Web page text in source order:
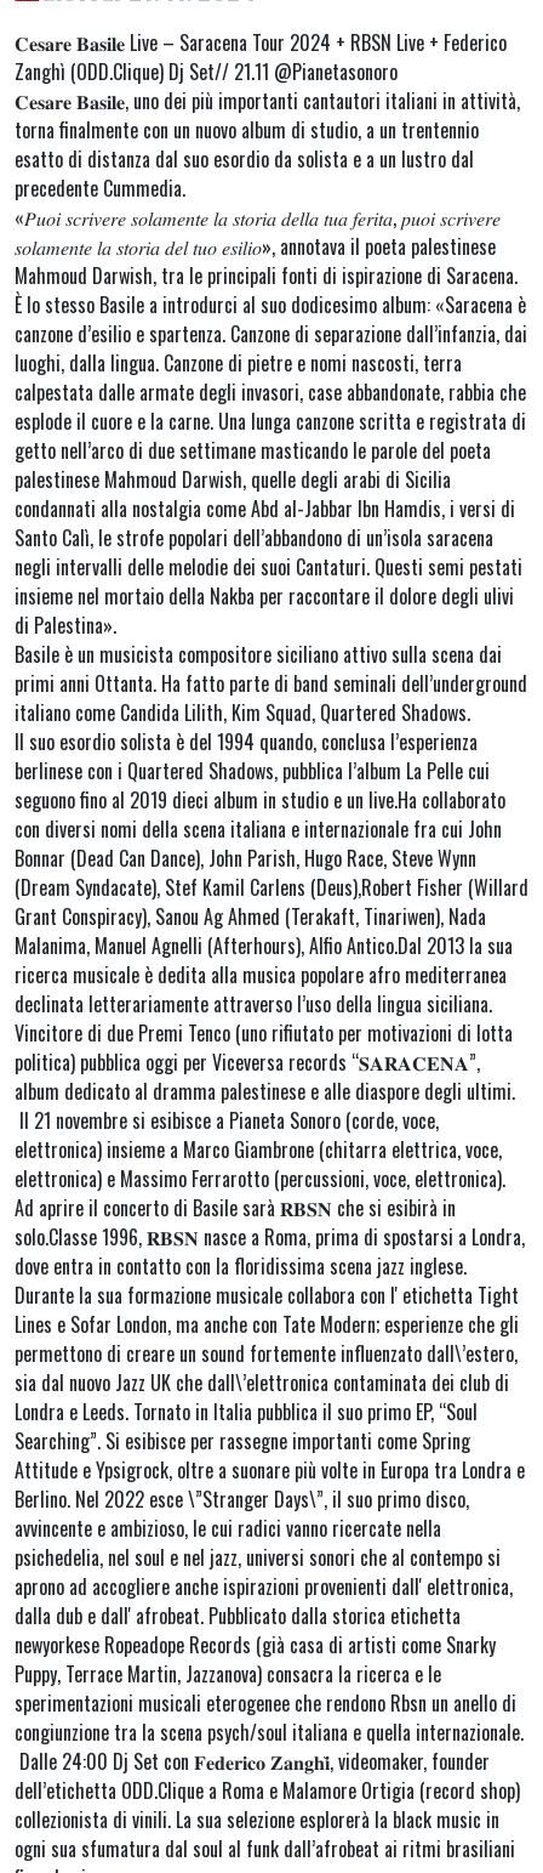
𝐂𝐞𝐬𝐚𝐫𝐞 𝐁𝐚𝐬𝐢𝐥𝐞 Live – Saracena Tour 2024 + RBSN Live + Federico
Zanghì (ODD.Clique) Dj Set// 21.11 @Pianetasonoro
𝐂𝐞𝐬𝐚𝐫𝐞 𝐁𝐚𝐬𝐢𝐥𝐞, uno dei più importanti cantautori italiani in attività,
torna finalmente con un nuovo album di studio, a un trentennio
esatto di distanza dal suo esordio da solista e a un lustro dal
precedente Cummedia.
«𝑃𝑢𝑜𝑖 𝑠𝑐𝑟𝑖𝑣𝑒𝑟𝑒 𝑠𝑜𝑙𝑎𝑚𝑒𝑛𝑡𝑒 𝑙𝑎 𝑠𝑡𝑜𝑟𝑖𝑎 𝑑𝑒𝑙𝑙𝑎 𝑡𝑢𝑎 𝑓𝑒𝑟𝑖𝑡𝑎, 𝑝𝑢𝑜𝑖 𝑠𝑐𝑟𝑖𝑣𝑒𝑟𝑒
𝑠𝑜𝑙𝑎𝑚𝑒𝑛𝑡𝑒 𝑙𝑎 𝑠𝑡𝑜𝑟𝑖𝑎 𝑑𝑒𝑙 𝑡𝑢𝑜 𝑒𝑠𝑖𝑙𝑖𝑜», annotava il poeta palestinese
Mahmoud Darwish, tra le principali fonti di ispirazione di Saracena.
È lo stesso Basile a introdurci al suo dodicesimo album: «Saracena è
canzone d’esilio e spartenza. Canzone di separazione dall’infanzia, dai
luoghi, dalla lingua. Canzone di pietre e nomi nascosti, terra
calpestata dalle armate degli invasori, case abbandonate, rabbia che
esplode il cuore e la carne. Una lunga canzone scritta e registrata di
getto nell’arco di due settimane masticando le parole del poeta
palestinese Mahmoud Darwish, quelle degli arabi di Sicilia
condannati alla nostalgia come Abd al-Jabbar Ibn Hamdis, i versi di
Santo Calì, le strofe popolari dell’abbandono di un’isola saracena
negli intervalli delle melodie dei suoi Cantaturi. Questi semi pestati
insieme nel mortaio della Nakba per raccontare il dolore degli ulivi
di Palestina».
Basile è un musicista compositore siciliano attivo sulla scena dai
primi anni Ottanta. Ha fatto parte di band seminali dell’underground
italiano come Candida Lilith, Kim Squad, Quartered Shadows.
Il suo esordio solista è del 1994 quando, conclusa l’esperienza
berlinese con i Quartered Shadows, pubblica l’album La Pelle cui
seguono fino al 2019 dieci album in studio e un live.Ha collaborato
con diversi nomi della scena italiana e internazionale fra cui John
Bonnar (Dead Can Dance), John Parish, Hugo Race, Steve Wynn
(Dream Syndacate), Stef Kamil Carlens (Deus),Robert Fisher (Willard
Grant Conspiracy), Sanou Ag Ahmed (Terakaft, Tinariwen), Nada
Malanima, Manuel Agnelli (Afterhours), Alfio Antico.Dal 2013 la sua
ricerca musicale è dedita alla musica popolare afro mediterranea
declinata letterariamente attraverso l’uso della lingua siciliana.
Vincitore di due Premi Tenco (uno rifiutato per motivazioni di lotta
politica) pubblica oggi per Viceversa records “𝐒𝐀𝐑𝐀𝐂𝐄𝐍𝐀”,
album dedicato al dramma palestinese e alle diaspore degli ultimi.
Il 21 novembre si esibisce a Pianeta Sonoro (corde, voce,
elettronica) insieme a Marco Giambrone (chitarra elettrica, voce,
elettronica) e Massimo Ferrarotto (percussioni, voce, elettronica).
Ad aprire il concerto di Basile sarà 𝐑𝐁𝐒𝐍 che si esibirà in
solo.Classe 1996, 𝐑𝐁𝐒𝐍 nasce a Roma, prima di spostarsi a Londra,
dove entra in contatto con la floridissima scena jazz inglese.
Durante la sua formazione musicale collabora con lʼetichetta Tight
Lines e Sofar London, ma anche con Tate Modern; esperienze che gli
permettono di creare un sound fortemente influenzato dall\’estero,
sia dal nuovo Jazz UK che dall\’elettronica contaminata dei club di
Londra e Leeds. Tornato in Italia pubblica il suo primo EP, “Soul
Searching”. Si esibisce per rassegne importanti come Spring
Attitude e Ypsigrock, oltre a suonare più volte in Europa tra Londra e
Berlino. Nel 2022 esce \”Stranger Days\”, il suo primo disco,
avvincente e ambizioso, le cui radici vanno ricercate nella
psichedelia, nel soul e nel jazz, universi sonori che al contempo si
aprono ad accogliere anche ispirazioni provenienti dallʼelettronica,
dalla dub e dallʼafrobeat. Pubblicato dalla storica etichetta
newyorkese Ropeadope Records (già casa di artisti come Snarky
Puppy, Terrace Martin, Jazzanova) consacra la ricerca e le
sperimentazioni musicali eterogenee che rendono Rbsn un anello di
congiunzione tra la scena psych/soul italiana e quella internazionale.
Dalle 24:00 Dj Set con 𝐅𝐞𝐝𝐞𝐫𝐢𝐜𝐨 𝐙𝐚𝐧𝐠𝐡𝐢̀, videomaker, founder
dell’etichetta ODD.Clique a Roma e Malamore Ortigia (record shop)
collezionista di vinili. La sua selezione esplorerà la black music in
ogni sua sfumatura dal soul al funk dall’afrobeat ai ritmi brasiliani